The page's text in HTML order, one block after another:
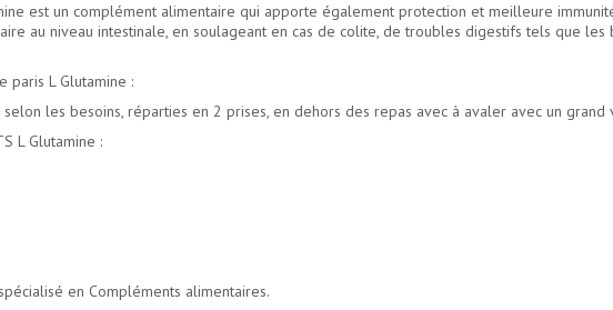
est un complément alimentaire qui apporte également protection et meilleure
au niveau intestinale, en soulageant en cas de colite, de troubles digestifs tels que
paris L Glutamine :
les besoins, réparties en 2 prises, en dehors des repas avec à avaler avec un grand
L Glutamine :
en Compléments alimentaires.